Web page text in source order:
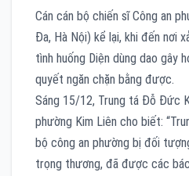
Cán cán bộ chiến sĩ Công an
Đa, Hà Nội) kể lại, khi đến nơi
tình huống Diện dùng dao gây
quyết ngăn chặn bằng được.
Sáng 15/12, Trung tá Đỗ Đức
phường Kim Liên cho biết:
bộ công an phường bị đối
trọng thương, đã được các